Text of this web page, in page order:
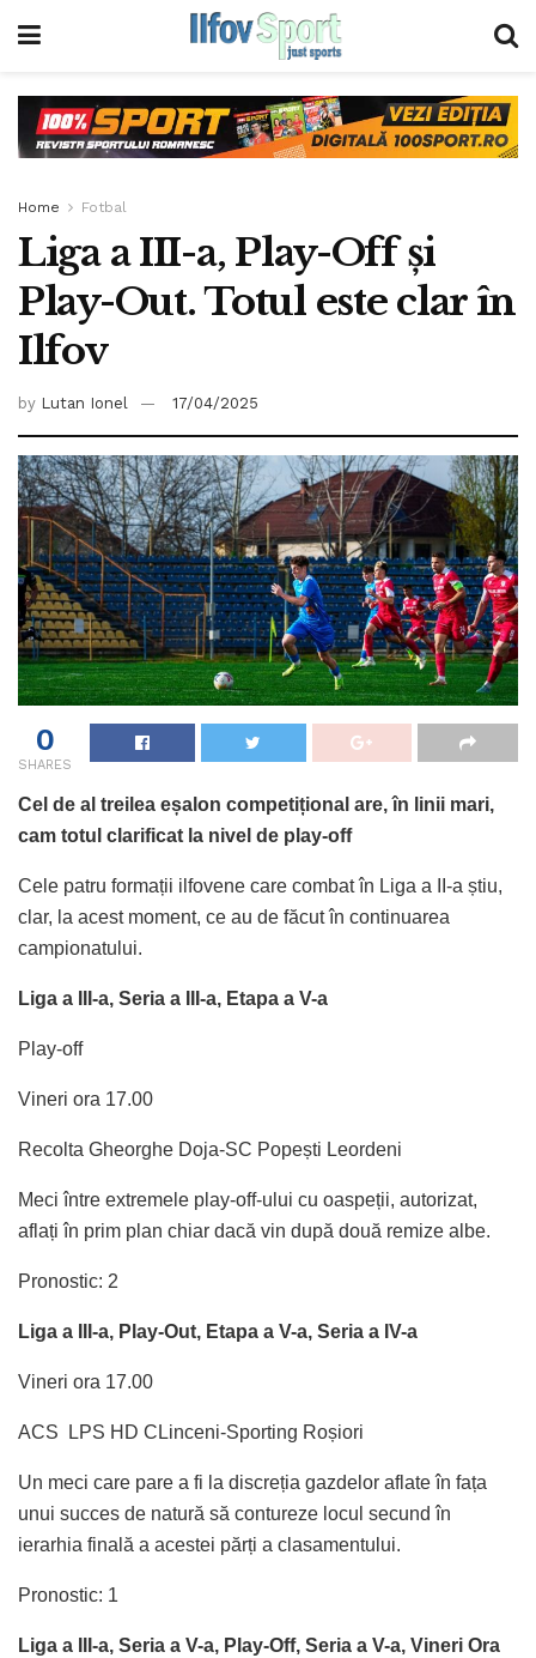
Home Fotbal
Liga a III-a, Play-Off și
Play-Out. Totul este clar în
Ilfov
by Lutan Ionel 17/04/2025
0
SHARES
Cel de al treilea eșalon competițional are, în linii mari,
cam totul clarificat la nivel de play-off
Cele patru formații ilfovene care combat în Liga a II-a știu,
clar, la acest moment, ce au de făcut în continuarea
campionatului.
Liga a III-a, Seria a III-a, Etapa a V-a
Play-off
Vineri ora 17.00
Recolta Gheorghe Doja-SC Popești Leordeni
Meci între extremele play-off-ului cu oaspeții, autorizat,
aflați în prim plan chiar dacă vin după două remize albe.
Pronostic: 2
Liga a III-a, Play-Out, Etapa a V-a, Seria a IV-a
Vineri ora 17.00
ACS LPS HD CLinceni-Sporting Roșiori
Un meci care pare a fi la discreția gazdelor aflate în fața
unui succes de natură să contureze locul secund în
ierarhia finală a acestei părți a clasamentului.
Pronostic: 1
Liga a III-a, Seria a V-a, Play-Off, Seria a V-a, Vineri Ora